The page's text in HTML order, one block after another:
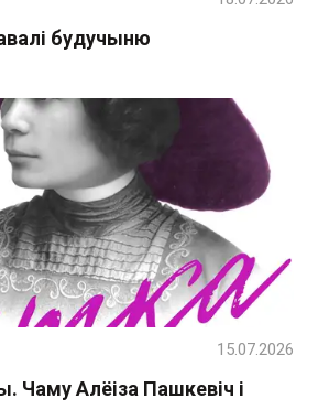
будучыню
Чаму Алёіза Пашкевіч і
15.07.2026